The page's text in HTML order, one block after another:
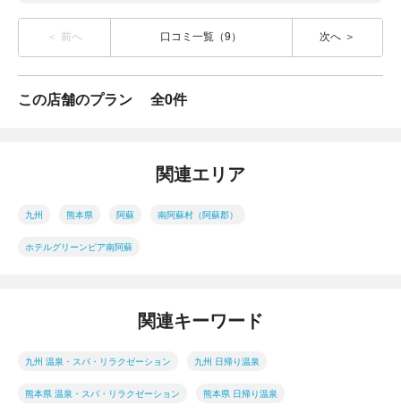
前へ 口コミ一覧（9） 次へ
この店舗のプラン 全0件
関連エリア
九州 熊本県 阿蘇 南阿蘇村（阿蘇郡）
ホテルグリーンピア南阿蘇
関連キーワード
九州 温泉・スパ・リラクゼーション 九州 日帰り温泉
熊本県 温泉・スパ・リラクゼーション 熊本県 日帰り温泉